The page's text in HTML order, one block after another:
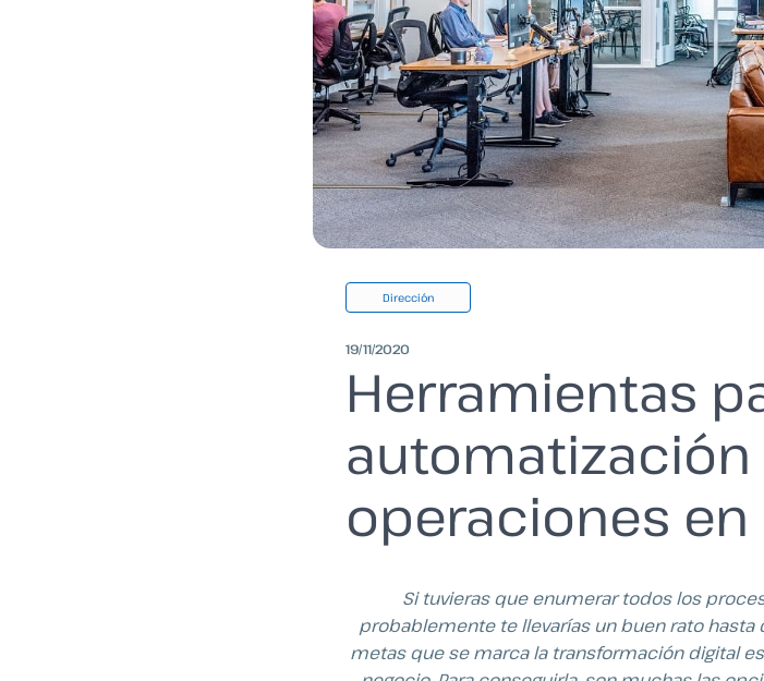
Dirección
19/11/2020
Herramientas
automatización
operaciones
Si tuvieras que enumerar todos los
probablemente te llevarías un buen rato hasta
metas que se marca la transformación digital